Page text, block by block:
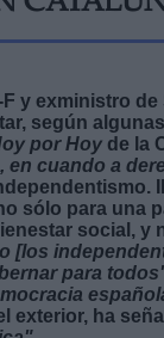
y exministro
según
por Hoy de la
en cuando a
sólo para una
social, y
[los
para
exterior, ha